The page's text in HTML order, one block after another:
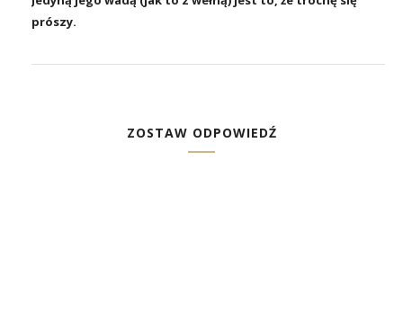
prószy.
ZOSTAW ODPOWIEDŹ